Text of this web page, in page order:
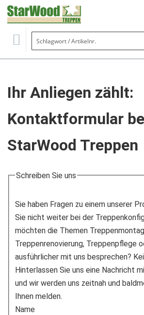
Ihr Anliegen zählt:
Kontaktformular
StarWood Treppen
Schreiben Sie uns
Sie haben Fragen zu einem unserer
Sie nicht weiter bei der
möchten die Themen
Treppenrenovierung, Treppenpflege
ausführlicher mit uns besprechen?
Hinterlassen Sie uns eine Nachricht
und wir werden uns zeitnah und
Ihnen melden.
Name